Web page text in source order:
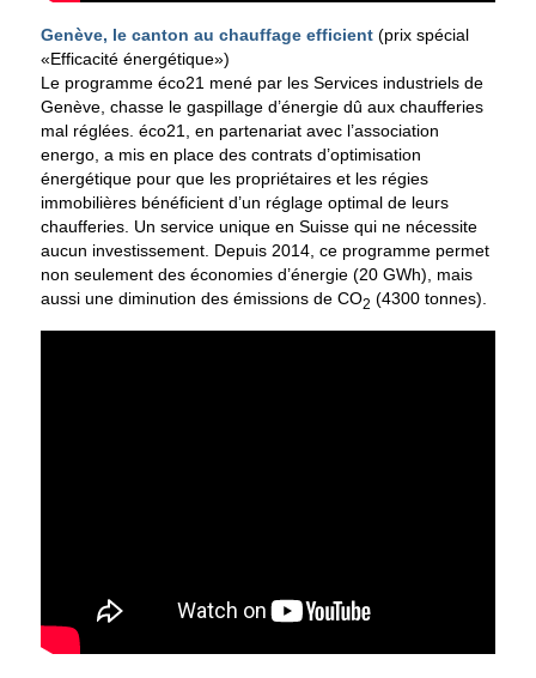
Genève, le canton au chauffage efficient (prix spécial
«Efficacité énergétique»)
Le programme éco21 mené par les Services industriels de
Genève, chasse le gaspillage d’énergie dû aux chaufferies
mal réglées. éco21, en partenariat avec l’association
energo, a mis en place des contrats d’optimisation
énergétique pour que les propriétaires et les régies
immobilières bénéficient d’un réglage optimal de leurs
chaufferies. Un service unique en Suisse qui ne nécessite
aucun investissement. Depuis 2014, ce programme permet
non seulement des économies d’énergie (20 GWh), mais
aussi une diminution des émissions de CO2 (4300 tonnes).